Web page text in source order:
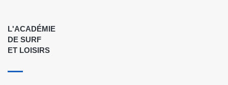
L'ACADÉMIE
DE SURF
ET LOISIRS